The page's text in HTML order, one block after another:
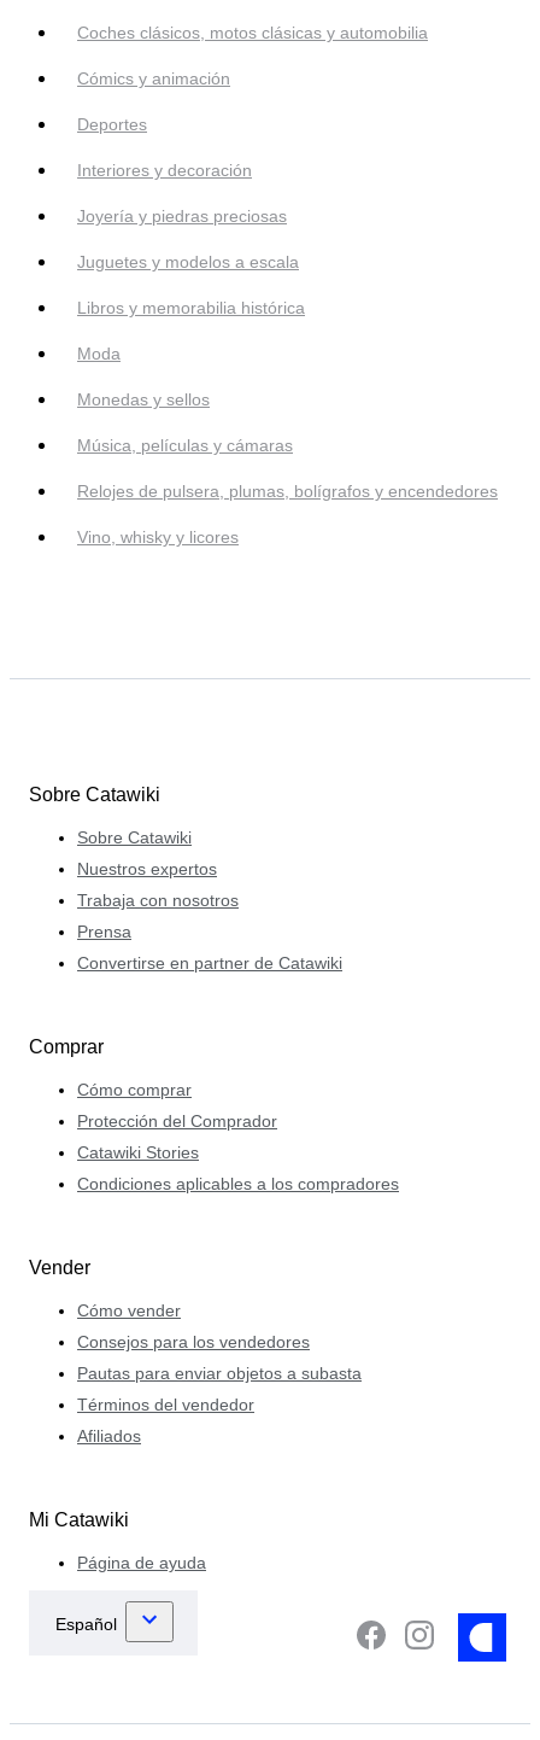
Coches clásicos, motos clásicas y automobilia
Cómics y animación
Deportes
Interiores y decoración
Joyería y piedras preciosas
Juguetes y modelos a escala
Libros y memorabilia histórica
Moda
Monedas y sellos
Música, películas y cámaras
Relojes de pulsera, plumas, bolígrafos y encendedores
Vino, whisky y licores
Sobre Catawiki
Sobre Catawiki
Nuestros expertos
Trabaja con nosotros
Prensa
Convertirse en partner de Catawiki
Comprar
Cómo comprar
Protección del Comprador
Catawiki Stories
Condiciones aplicables a los compradores
Vender
Cómo vender
Consejos para los vendedores
Pautas para enviar objetos a subasta
Términos del vendedor
Afiliados
Mi Catawiki
Página de ayuda